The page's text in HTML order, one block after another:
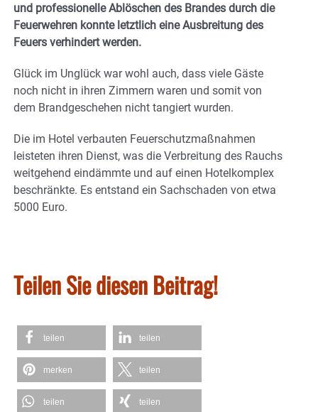
und professionelle Ablöschen des Brandes durch die
Feuerwehren konnte letztlich eine Ausbreitung des
Feuers verhindert werden.
Glück im Unglück war wohl auch, dass viele Gäste
noch nicht in ihren Zimmern waren und somit von
dem Brandgeschehen nicht tangiert wurden.
Die im Hotel verbauten Feuerschutzmaßnahmen
leisteten ihren Dienst, was die Verbreitung des Rauchs
weitgehend eindämmte und auf einen Hotelkomplex
beschränkte. Es entstand ein Sachschaden von etwa
5000 Euro.
Teilen Sie diesen Beitrag!
teilen teilen
merken teilen
teilen teilen